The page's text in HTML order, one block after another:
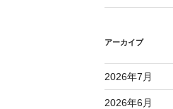
アーカイブ
2026年7月
2026年6月